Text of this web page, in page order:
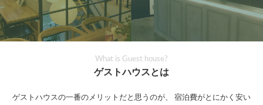
What is Guest house?
ゲストハウスとは
ゲストハウスの一番のメリットだと思うのが、
宿泊費がとにかく安い